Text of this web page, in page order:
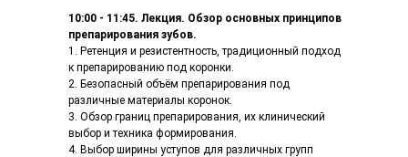
10:00 - 11:45. Лекция. Обзор основных принципов
препарирования зубов.
1. Ретенция и резистентность, традиционный подход
к препарированию под коронки.
2. Безопасный объём препарирования под
различные материалы коронок.
3. Обзор границ препарирования, их клинический
выбор и техника формирования.
4. Выбор ширины уступов для различных групп